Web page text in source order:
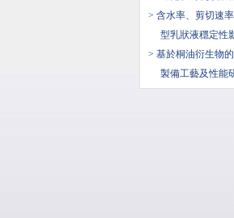
> 含水率、剪切速
型乳狀液穩定性
> 基於桐油衍生物
製備工藝及性能